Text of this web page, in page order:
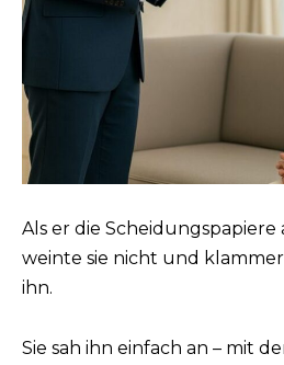
Als er die
weinte sie nicht und
ihn.
Sie sah ihn einfach an – mit